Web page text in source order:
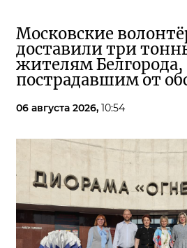
Московские
доставили три
жителям Белгорода,
пострадавшим от
06 августа 2026, 10:54